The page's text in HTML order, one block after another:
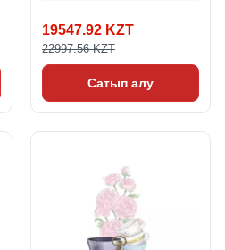
19547.92 KZT
22997.56 KZT
Сатып алу